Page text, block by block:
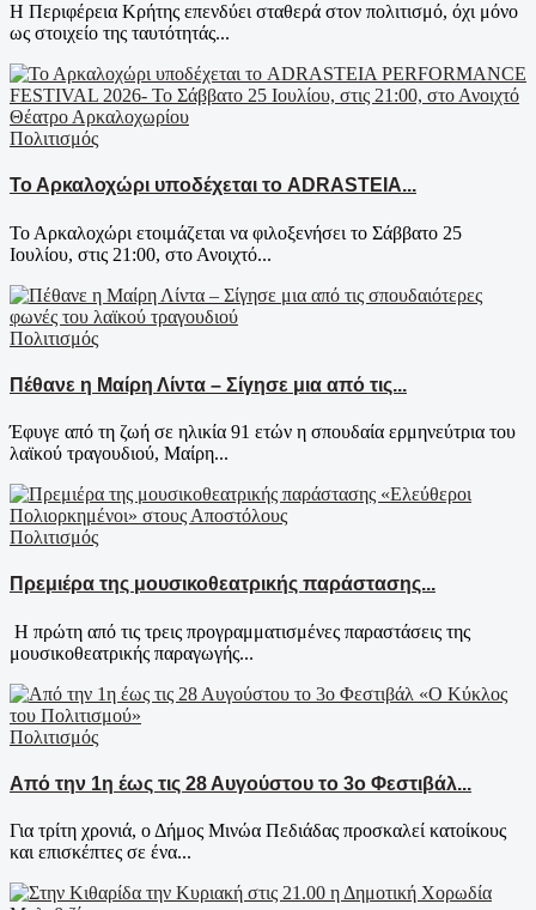
Η Περιφέρεια Κρήτης επενδύει σταθερά στον πολιτισμό, όχι μόνο
ως στοιχείο της ταυτότητάς...
Πολιτισμός
Το Αρκαλοχώρι υποδέχεται το ADRASTEIA...
Το Αρκαλοχώρι ετοιμάζεται να φιλοξενήσει το Σάββατο 25
Ιουλίου, στις 21:00, στο Ανοιχτό...
Πολιτισμός
Πέθανε η Μαίρη Λίντα – Σίγησε μια από τις...
Έφυγε από τη ζωή σε ηλικία 91 ετών η σπουδαία ερμηνεύτρια του
λαϊκού τραγουδιού, Μαίρη...
Πολιτισμός
Πρεμιέρα της μουσικοθεατρικής παράστασης...
Η πρώτη από τις τρεις προγραμματισμένες παραστάσεις της
μουσικοθεατρικής παραγωγής...
Πολιτισμός
Από την 1η έως τις 28 Αυγούστου το 3ο Φεστιβάλ...
Για τρίτη χρονιά, ο Δήμος Μινώα Πεδιάδας προσκαλεί κατοίκους
και επισκέπτες σε ένα...